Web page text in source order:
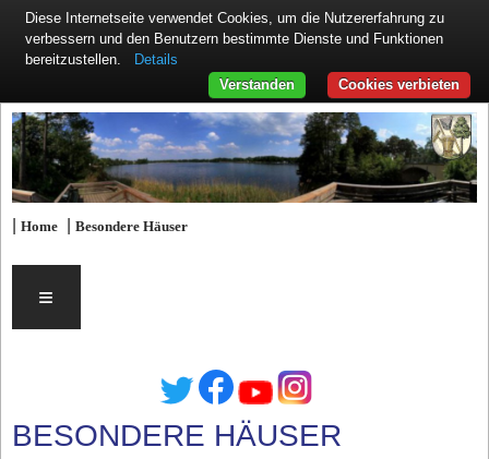
|Home |Besondere Häuser
≡
BESONDERE HÄUSER
Diese Internetseite verwendet Cookies, um die Nutzererfahrung zu
verbessern und den Benutzern bestimmte Dienste und Funktionen
bereitzustellen.
Details
Cookies verbieten
Verstanden